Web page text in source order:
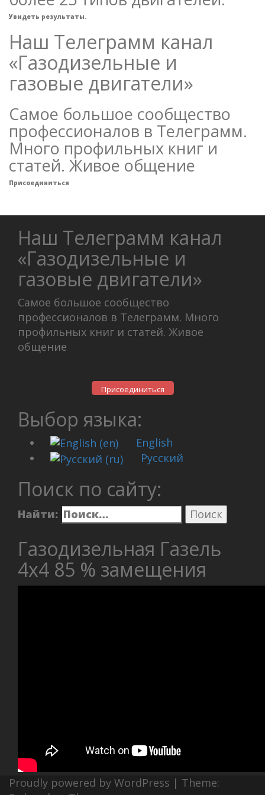
Увидеть результаты.
Наш Телеграмм канал
«Газодизельные и
газовые двигатели»
Самое большое сообщество
профессионалов в Телеграмм.
Много профильных книг и
статей. Живое общение
Присоединиться
Наш Телеграмм канал
«Газодизельные и
газовые двигатели»
Самое большое сообщество
профессионалов в Телеграмм. Много
профильных книг и статей. Живое
общение
Присоединиться
Выбор языка:
English
Русский
Поиск по сайту:
Найти:
Газодизельная Газель
4х4 85 % замещения
Proudly powered by WordPress | Theme: